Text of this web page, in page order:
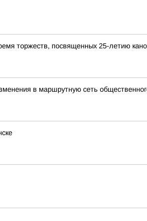
торжеств, посвященных 25-летию
в маршрутную сеть